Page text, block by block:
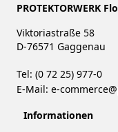
PROTEKTORWERK
Viktoriastraße 58
D-76571 Gaggenau
Tel: (0 72 25) 977-0
E-Mail: e-
Informationen